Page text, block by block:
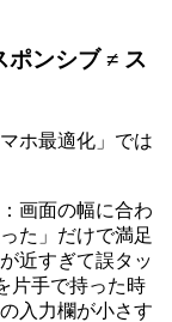
ンシブ ≠ ス
ホ最適化」では
：画面の幅に合わ
た」だけで満足
近すぎて誤タッ
片手で持った時
入力欄が小さす